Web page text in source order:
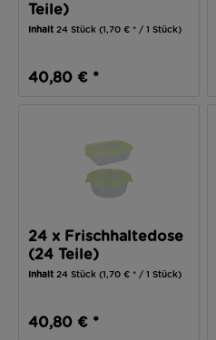
Teile)
Inhalt 24 Stück(1,70 € * / 1 Stück)
40,80 € *
24 x Frischhaltedose
(24 Teile)
Inhalt24 Stück(1,70 € * / 1 Stück)
40,80 € *